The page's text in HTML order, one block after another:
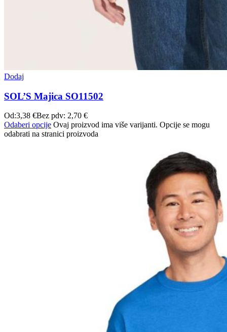
Dodaj
SOL’S Majica SO11502
Od:3,38 €Bez pdv: 2,70 €
Odaberi opcije Ovaj proizvod ima više varijanti. Opcije se mogu
odabrati na stranici proizvoda